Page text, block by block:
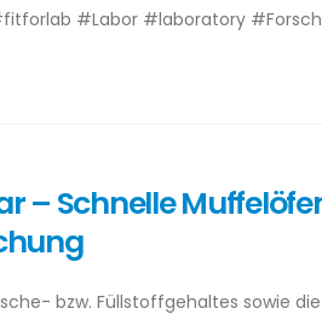
#Labor #laboratory
– Schnelle
bzw. Füllstoffgehaltes sowie